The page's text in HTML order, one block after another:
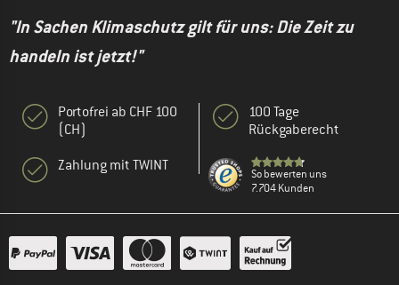
"In Sachen Klimaschutz gilt für uns: Die Zeit zu
handeln ist jetzt!"
Portofrei ab CHF 100
(CH)
Zahlung mit TWINT
100 Tage
Rückgaberecht
So bewerten uns
7.704 Kunden